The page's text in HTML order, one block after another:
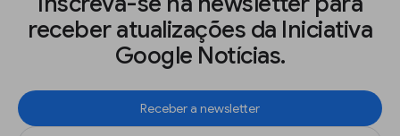
receber atualizações da Iniciativa
Google Notícias.
Receber a newsletter